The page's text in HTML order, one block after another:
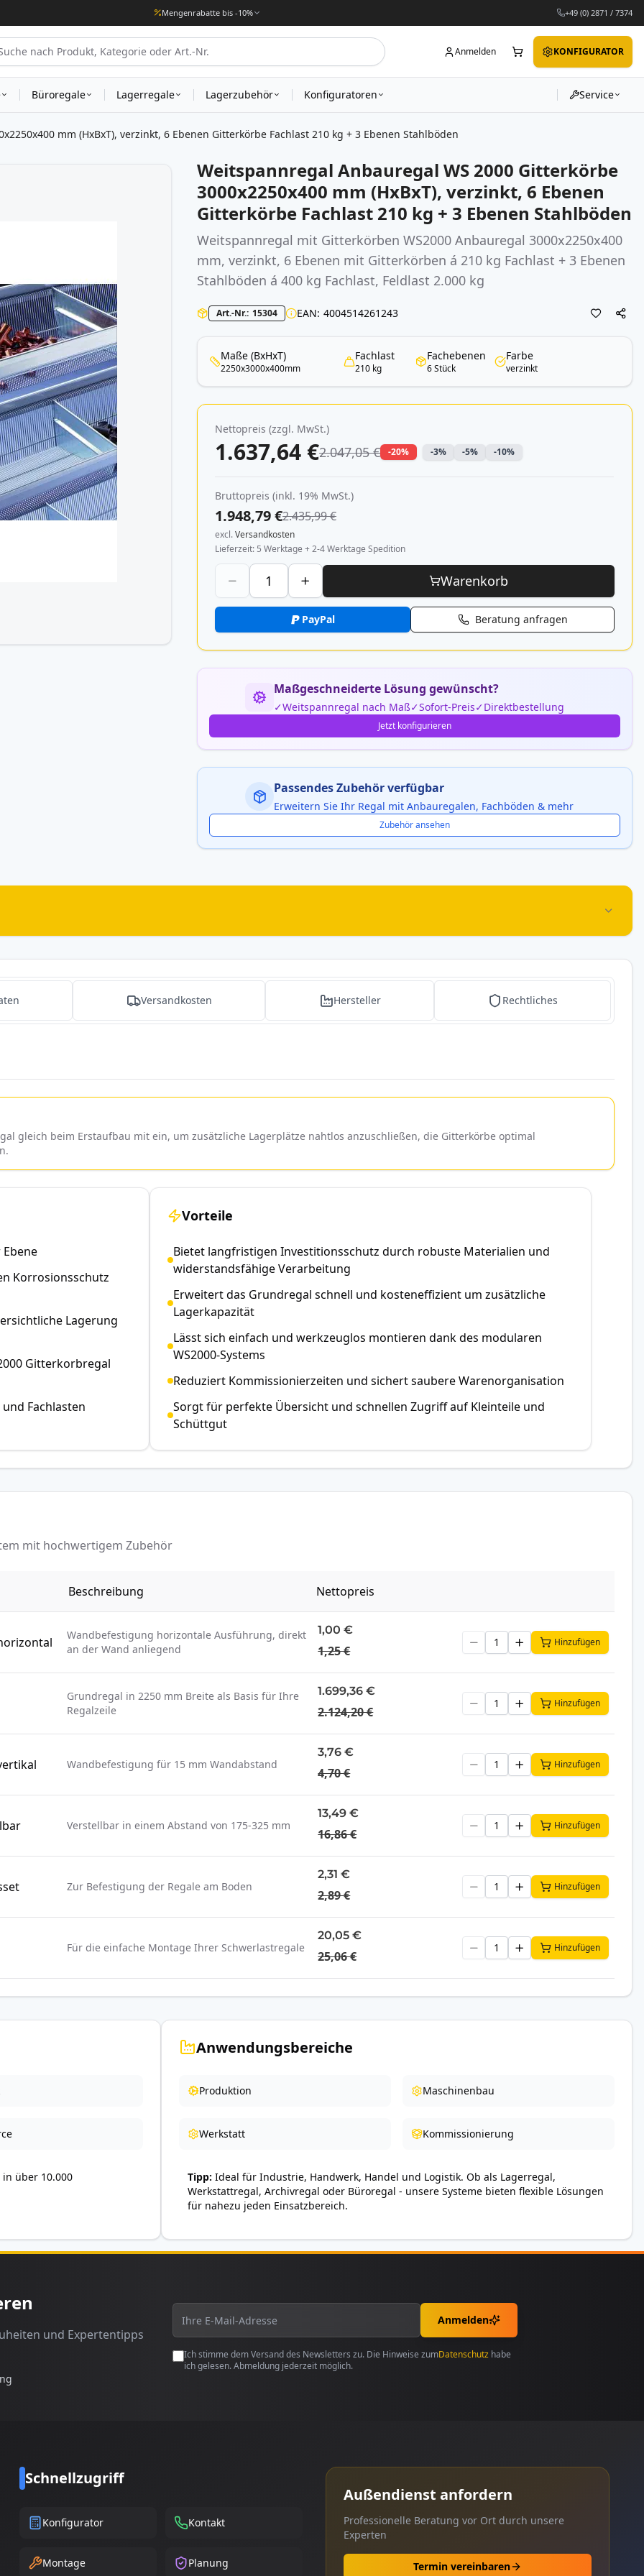
Mengenrabatte bis -10% +49 (0) 2871 / 7374
Anmelden KONFIGURATOR
Büroregale Lagerregale Lagerzubehör Konfiguratoren Service
mm (HxBxT), verzinkt, 6 Ebenen Gitterkörbe Fachlast 210 kg + 3 Ebenen Stahlböden
Weitspannregal Anbauregal WS 2000 Gitterkörbe
3000x2250x400 mm (HxBxT), verzinkt, 6 Ebenen
Gitterkörbe Fachlast 210 kg + 3 Ebenen Stahlböden
Weitspannregal mit Gitterkörben WS2000 Anbauregal 3000x2250x400
mm, verzinkt, 6 Ebenen mit Gitterkörben á 210 kg Fachlast + 3 Ebenen
Stahlböden á 400 kg Fachlast, Feldlast 2.000 kg
Art.-Nr. 15304 EAN 4004514261243
Maße (BxHxT)
2250x3000x400mm
Fachlast
210 kg
Fachebenen
6 Stück
Farbe
verzinkt
Nettopreis (zzgl. MwSt.)
1.637,64 €2.047,05 € -20% -3% -5% -10%
Bruttopreis (inkl. 19% MwSt.)
1.948,79 €2.435,99 €
excl.Versandkosten
Lieferzeit 5 Werktage + 2-4 Werktage Spedition
Warenkorb
PayPal Beratung anfragen
Maßgeschneiderte Lösung gewünscht?
Weitspannregal nach Maß Sofort-Preis Direktbestellung
Jetzt konfigurieren
Passendes Zubehör verfügbar
Erweitern Sie Ihr Regal mit Anbauregalen, Fachböden & mehr
Zubehör ansehen
Versandkosten Hersteller Rechtliches
gleich beim Erstaufbau mit ein, um zusätzliche Lagerplätze nahtlos anzuschließen, die Gitterkörbe optimal
Korrosionsschutz
Lagerung
Gitterkorbregal
Fachlasten
Vorteile
Bietet langfristigen Investitionsschutz durch robuste Materialien und
widerstandsfähige Verarbeitung
Erweitert das Grundregal schnell und kosteneffizient um zusätzliche
Lagerkapazität
Lässt sich einfach und werkzeuglos montieren dank des modularen
WS2000-Systems
Reduziert Kommissionierzeiten und sichert saubere Warenorganisation
Sorgt für perfekte Übersicht und schnellen Zugriff auf Kleinteile und
Schüttgut
mit hochwertigem Zubehör
Beschreibung Nettopreis
Wandbefestigung horizontale Ausführung, direkt
an der Wand anliegend
1,00 €
1,25 €
Hinzufügen
Grundregal in 2250 mm Breite als Basis für Ihre
Regalzeile
1.699,36 €
2.124,20 €
Hinzufügen
Wandbefestigung für 15 mm Wandabstand
3,76 €
4,70 €
Hinzufügen
Verstellbar in einem Abstand von 175-325 mm
13,49 €
16,86 €
Hinzufügen
Zur Befestigung der Regale am Boden
2,31 €
2,89 €
Hinzufügen
Für die einfache Montage Ihrer Schwerlastregale
20,05 €
25,06 €
Hinzufügen
über 10.000
Anwendungsbereiche
Produktion Maschinenbau
Werkstatt Kommissionierung
Tipp Ideal für Industrie, Handwerk, Handel und Logistik. Ob als Lagerregal,
Werkstattregal, Archivregal oder Büroregal - unsere Systeme bieten flexible Lösungen
für nahezu jeden Einsatzbereich.
und Expertentipps
Anmelden
Ich stimme dem Versand des Newsletters zu. Die Hinweise zumDatenschutz habe
ich gelesen. Abmeldung jederzeit möglich.
Schnellzugriff
Konfigurator Kontakt
Montage Planung
Außendienst anfordern
Professionelle Beratung vor Ort durch unsere
Experten
Termin vereinbaren